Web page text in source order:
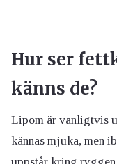
Hur ser
känns de?
Lipom är vanligtvis
kännas mjuka, men
uppstår kring